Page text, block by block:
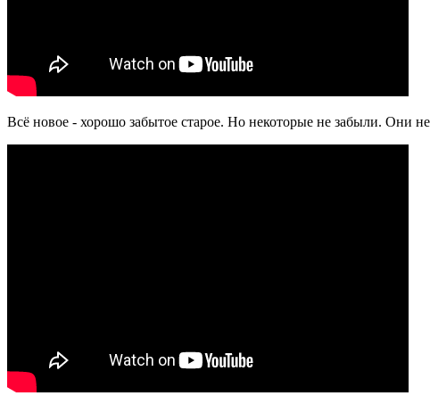
Всё новое - хорошо забытое старое. Но некоторые не забыли. Они